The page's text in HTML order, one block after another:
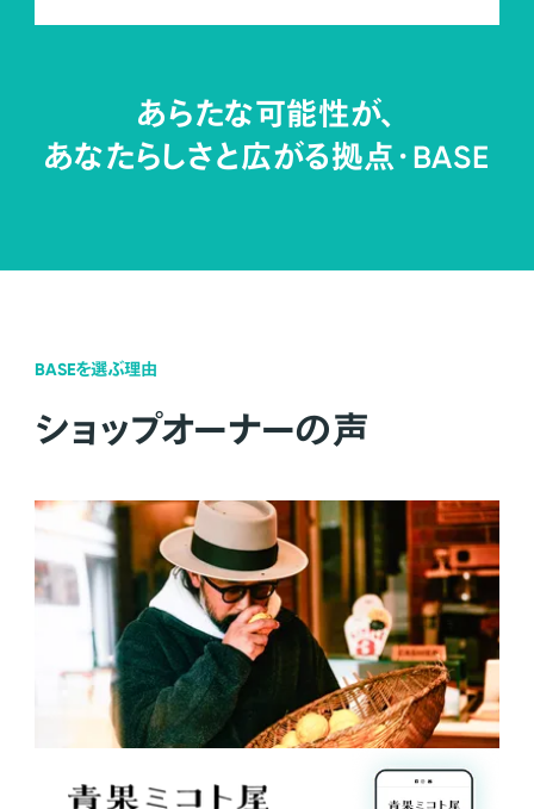
あらたな可能性が、
あなたらしさと広がる拠点・BASE
BASEを選ぶ理由
ショップオーナーの声